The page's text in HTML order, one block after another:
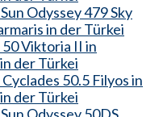
Odyssey 479 Sky
in der Türkei
Viktoria II in
der Türkei
50.5 Filyos in
der Türkei